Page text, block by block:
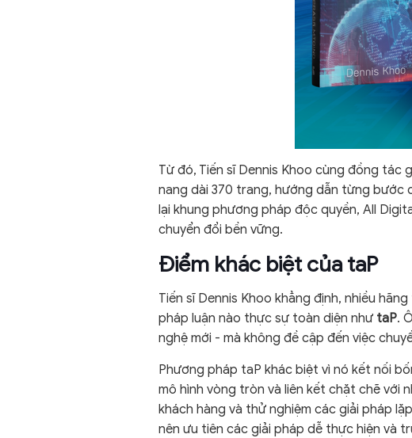
Từ đó, Tiến sĩ Dennis Khoo cùng đồng tác
nang dài 370 trang, hướng dẫn từng bước
lại khung phương pháp độc quyền, All
chuyển đổi bền vững.
Điểm khác biệt của taP
Tiến sĩ Dennis Khoo khẳng định, nhiều
pháp luận nào thực sự toàn diện như taP.
nghệ mới - mà không đề cập đến việc
Phương pháp taP khác biệt vì nó kết nối
mô hình vòng tròn và liên kết chặt chẽ với
khách hàng và thử nghiệm các giải pháp
nên ưu tiên các giải pháp dễ thực hiện và